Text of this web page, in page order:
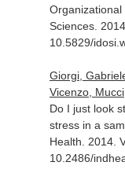
Organizational
Sciences.
10.5829/
Giorgi,
Vicenzo,
Do I just look
stress in a
Health . 2014.
10.2486/